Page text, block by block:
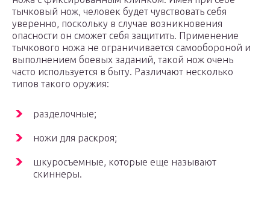
тычковый нож, человек будет чувствовать себя
уверенно, поскольку в случае возникновения
опасности он сможет себя защитить. Применение
тычкового ножа не ограничивается самообороной и
выполнением боевых заданий, такой нож очень
часто используется в быту. Различают несколько
типов такого оружия:
разделочные;
ножи для раскроя;
шкуросъемные, которые еще называют
скиннеры.